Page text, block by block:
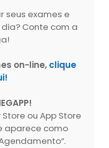
seus exames e
Conte com a
on-line, clique
ou App Store
aparece como